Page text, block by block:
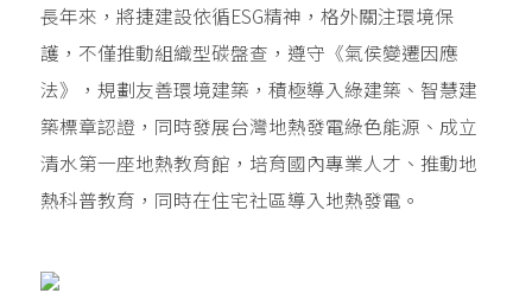
長年來，將捷建設依循ESG精神，格外關注環境保
護，不僅推動組織型碳盤查，遵守《氣侯變遷因應
法》，規劃友善環境建築，積極導入綠建築、智慧建
築標章認證，同時發展台灣地熱發電綠色能源、成立
清水第一座地熱教育館，培育國內專業人才、推動地
熱科普教育，同時在住宅社區導入地熱發電。